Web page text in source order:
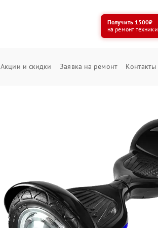
Получить 1500₽
на ремонт техники
Акции и скидки Заявка на ремонт Контакты